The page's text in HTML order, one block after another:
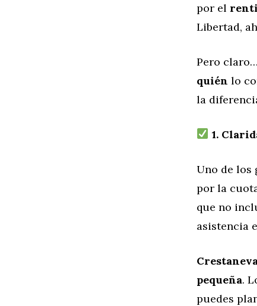
por el
Libertad,
Pero
quién lo
la
1.
Uno de los
por la
que no
asistencia
pequeña.
puedes